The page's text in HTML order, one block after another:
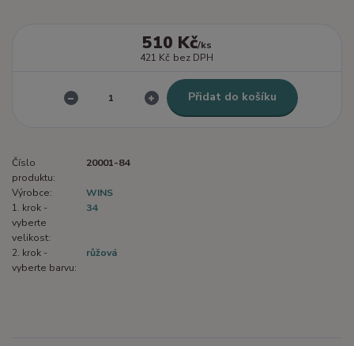
510 Kč/ks
421 Kč bez DPH
Přidat do košíku
Číslo
produktu:
20001-84
Výrobce:
WINS
1. krok -
vyberte
velikost:
34
2. krok -
vyberte barvu:
růžová